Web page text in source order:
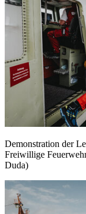
Demonstration der
Freiwillige
Duda)